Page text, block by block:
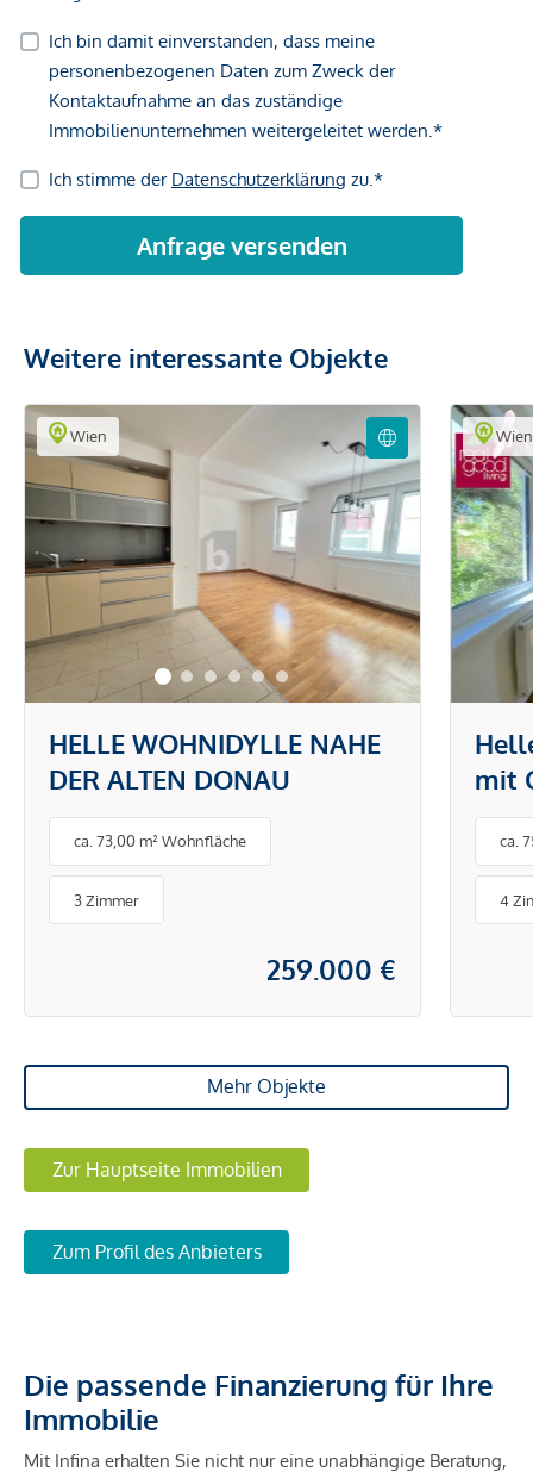
Weitere interessante Objekte
Wien
HELLE WOHNIDYLLE NAHE
DER ALTEN DONAU
ca. 73,00 m² Wohnfläche
3 Zimmer
259.000 €
Wien
mit
ca.
4
Mehr Objekte
Zur Hauptseite Immobilien
Zum Profil des Anbieters
Die passende Finanzierung für Ihre
Immobilie
Mit Infina erhalten Sie nicht nur eine unabhängige Beratung,